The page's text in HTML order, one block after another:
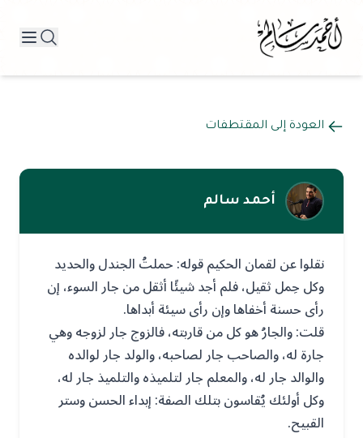
العودة إلى المقتطفات
أحمد سالم
نقلوا عن لقمان الحكيم قوله: حملتُ الجندل والحديد
وكل حِمل ثقيل، فلم أجد شيئًا أثقل من جار السوء، إن
رأى حسنة أخفاها وإن رأى سيئة أبداها.
قلت: والجارُ هو كل من قاربته، فالزوج جار لزوجه وهي
جارة له، والصاحب جار لصاحبه، والولد جار لوالده
والوالد جار له، والمعلم جار لتلميذه والتلميذ جار له،
وكل أولئك يُقاسون بتلك الصفة: إبداء الحسن وستر
القبيح.